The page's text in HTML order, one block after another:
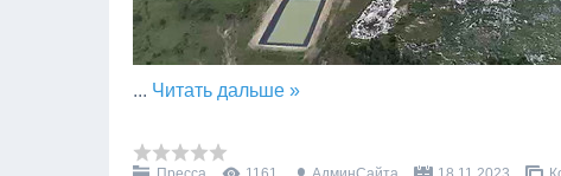
... Читать дальше »